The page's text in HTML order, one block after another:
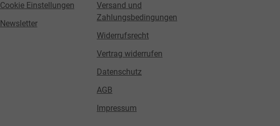
Cookie Einstellungen
Newsletter
Versand und
Zahlungsbedingungen
Widerrufsrecht
Vertrag widerrufen
Datenschutz
AGB
Impressum